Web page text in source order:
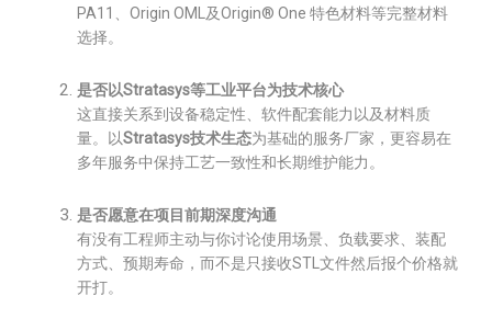
PA11、Origin OML及Origin® One 特色材料等完整材料
选择。
是否以Stratasys等工业平台为技术核心
这直接关系到设备稳定性、软件配套能力以及材料质
量。以Stratasys技术生态为基础的服务厂家，更容易在
多年服务中保持工艺一致性和长期维护能力。
是否愿意在项目前期深度沟通
有没有工程师主动与你讨论使用场景、负载要求、装配
方式、预期寿命，而不是只接收STL文件然后报个价格就
开打。